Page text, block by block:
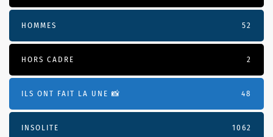
HOMMES 52
HORS CADRE 2
ILS ONT FAIT LA UNE 📸 48
INSOLITE 1062